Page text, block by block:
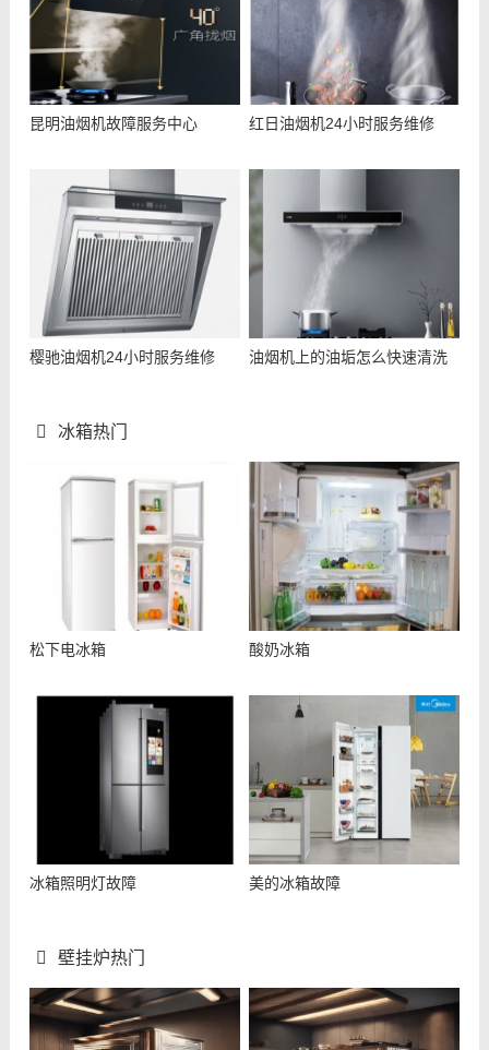
昆明油烟机故障服务中心 红日油烟机24小时服务维修
樱驰油烟机24小时服务维修 油烟机上的油垢怎么快速清洗
冰箱热门
松下电冰箱 酸奶冰箱
冰箱照明灯故障 美的冰箱故障
壁挂炉热门